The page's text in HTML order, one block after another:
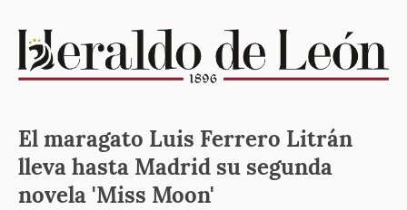
El maragato Luis Ferrero Litrán
lleva hasta Madrid su segunda
novela 'Miss Moon'